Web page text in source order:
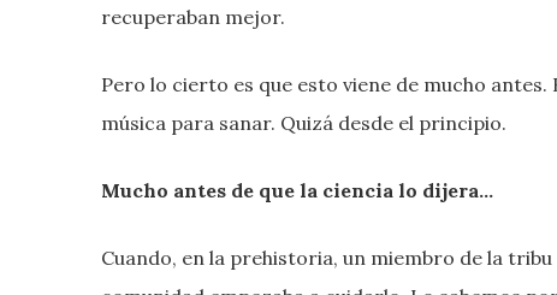
recuperaban mejor.
Pero lo cierto es que esto viene de mucho
música para sanar. Quizá desde el principio.
Mucho antes de que la ciencia lo dijera…
Cuando, en la prehistoria, un miembro de la